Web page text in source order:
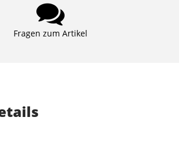
Fragen zum Artikel